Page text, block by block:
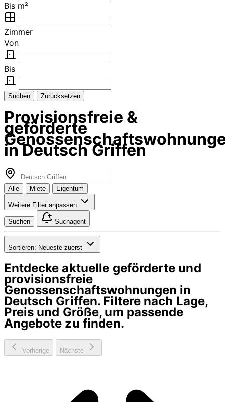
Bis m²
Zimmer
Von
Bis
Suchen Zurücksetzen
Provisionsfreie &
geförderte
in Deutsch Griffen
Alle Miete Eigentum
Weitere Filter anpassen
Suchen Suchagent
Sortieren: Neueste zuerst
Entdecke aktuelle geförderte und
provisionsfreie
Genossenschaftswohnungen in
Deutsch Griffen. Filtere nach Lage,
Preis und Größe, um passende
Angebote zu finden.
Vorherige Nächste